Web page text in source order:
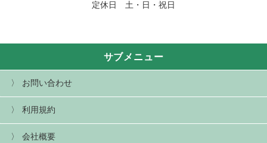
定休日 土・日・祝日
サブメニュー
お問い合わせ
利用規約
会社概要